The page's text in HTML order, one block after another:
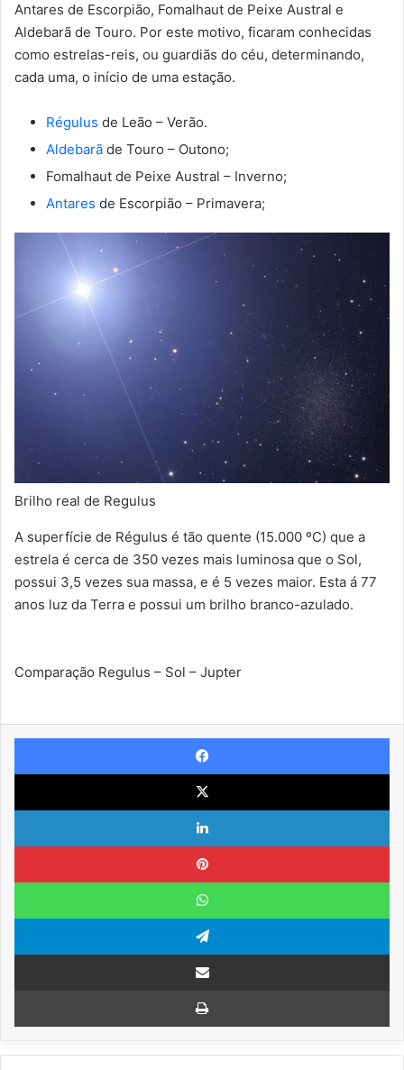
Antares de Escorpião, Fomalhaut de Peixe Austral e
Aldebarã de Touro. Por este motivo, ficaram conhecidas
como estrelas-reis, ou guardiãs do céu, determinando,
cada uma, o início de uma estação.
Régulus de Leão – Verão.
Aldebarã de Touro – Outono;
Fomalhaut de Peixe Austral – Inverno;
Antares de Escorpião – Primavera;
Brilho real de Regulus
A superfície de Régulus é tão quente (15.000 ºC) que a
estrela é cerca de 350 vezes mais luminosa que o Sol,
possui 3,5 vezes sua massa, e é 5 vezes maior. Esta á 77
anos luz da Terra e possui um brilho branco-azulado.
Comparação Regulus – Sol – Jupter